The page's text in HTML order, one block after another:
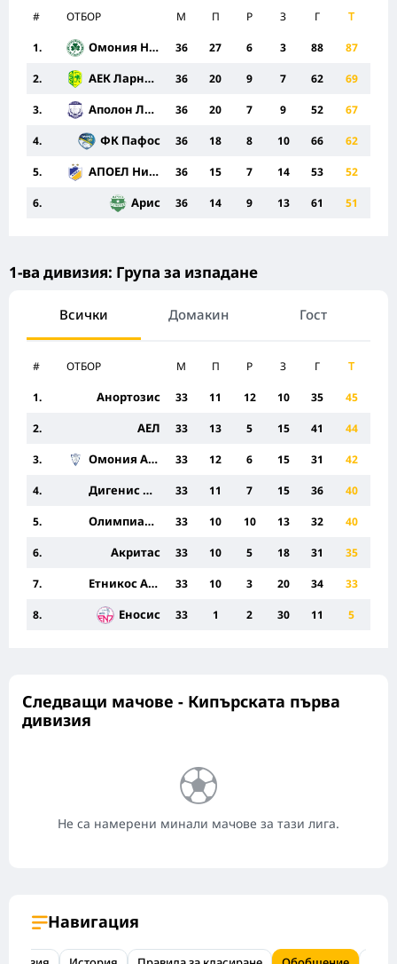
# ОТБОР M П Р З Г Т
1. Омония Никозия 36 27 6 3 88 87
2. АЕК Ларнака 36 20 9 7 62 69
3. Аполон Лимасол 36 20 7 9 52 67
4. ФК Пафос 36 18 8 10 66 62
5. АПОЕЛ Никозия 36 15 7 14 53 52
6. Арис 36 14 9 13 61 51
1-ва дивизия: Група за изпадане
Всички Домакин Гост
# ОТБОР M П Р З Г Т
1. Анортозис 33 11 12 10 35 45
2. АЕЛ 33 13 5 15 41 44
3. Омония Арадипу 33 12 6 15 31 42
4. Дигенис Ипсонас 33 11 7 15 36 40
5. Олимпиакос 33 10 10 13 32 40
6. Акритас 33 10 5 18 31 35
7. Етникос Ахна 33 10 3 20 34 33
8. Еносис 33 1 2 30 11 5
Следващи мачове - Кипърската първа
дивизия
Не са намерени минали мачове за тази лига.
Навигация